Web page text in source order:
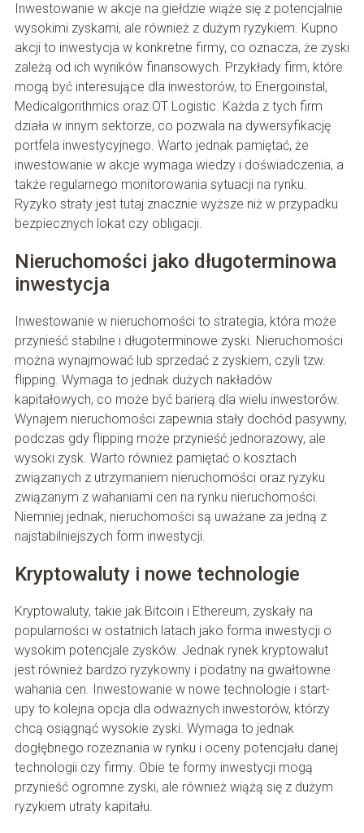
Inwestowanie w akcje na giełdzie wiąże się z potencjalnie
wysokimi zyskami, ale również z dużym ryzykiem. Kupno
akcji to inwestycja w konkretne firmy, co oznacza, że zyski
zależą od ich wyników finansowych. Przykłady firm, które
mogą być interesujące dla inwestorów, to Energoinstal,
Medicalgorithmics oraz OT Logistic. Każda z tych firm
działa w innym sektorze, co pozwala na dywersyfikację
portfela inwestycyjnego. Warto jednak pamiętać, że
inwestowanie w akcje wymaga wiedzy i doświadczenia, a
także regularnego monitorowania sytuacji na rynku.
Ryzyko straty jest tutaj znacznie wyższe niż w przypadku
bezpiecznych lokat czy obligacji.
Nieruchomości jako długoterminowa
inwestycja
Inwestowanie w nieruchomości to strategia, która może
przynieść stabilne i długoterminowe zyski. Nieruchomości
można wynajmować lub sprzedać z zyskiem, czyli tzw.
flipping. Wymaga to jednak dużych nakładów
kapitałowych, co może być barierą dla wielu inwestorów.
Wynajem nieruchomości zapewnia stały dochód pasywny,
podczas gdy flipping może przynieść jednorazowy, ale
wysoki zysk. Warto również pamiętać o kosztach
związanych z utrzymaniem nieruchomości oraz ryzyku
związanym z wahaniami cen na rynku nieruchomości.
Niemniej jednak, nieruchomości są uważane za jedną z
najstabilniejszych form inwestycji.
Kryptowaluty i nowe technologie
Kryptowaluty, takie jak Bitcoin i Ethereum, zyskały na
popularności w ostatnich latach jako forma inwestycji o
wysokim potencjale zysków. Jednak rynek kryptowalut
jest również bardzo ryzykowny i podatny na gwałtowne
wahania cen. Inwestowanie w nowe technologie i start-
upy to kolejna opcja dla odważnych inwestorów, którzy
chcą osiągnąć wysokie zyski. Wymaga to jednak
dogłębnego rozeznania w rynku i oceny potencjału danej
technologii czy firmy. Obie te formy inwestycji mogą
przynieść ogromne zyski, ale również wiążą się z dużym
ryzykiem utraty kapitału.